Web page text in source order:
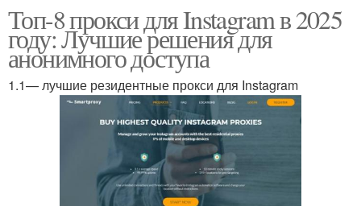
Топ-8 прокси для Instagram в 2025
году: Лучшие решения для
анонимного доступа
1.1— лучшие резидентные прокси для Instagram